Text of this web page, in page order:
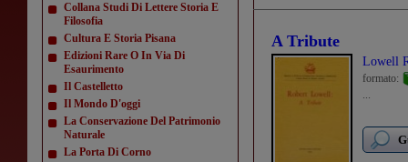
Collana Studi Di Lettere Storia E
Filosofia
Cultura E Storia Pisana
Edizioni Rare O In Via Di
Esaurimento
Il Castelletto
Il Mondo D'oggi
La Conservazione Del Patrimonio
Naturale
La Porta Di Corno
A Tribute
Lowell
formato:
...